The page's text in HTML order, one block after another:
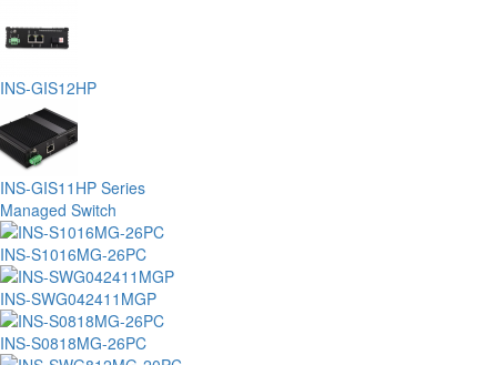
INS-GIS12HP
INS-GIS11HP Series
Managed Switch
INS-S1016MG-26PC
INS-SWG042411MGP
INS-S0818MG-26PC